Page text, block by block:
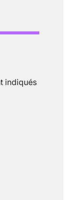
indiqués